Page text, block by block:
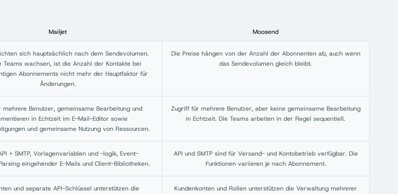
Mailjet Moosend
sich hauptsächlich nach dem Sendevolumen.
Teams wachsen, ist die Anzahl der Kontakte bei
Abonnements nicht mehr der Hauptfaktor für
Änderungen.
Die Preise hängen von der Anzahl der Abonnenten ab, auch wenn
das Sendevolumen gleich bleibt.
mehrere Benutzer, gemeinsame Bearbeitung und
in Echtzeit im E-Mail-Editor sowie
und gemeinsame Nutzung von Ressourcen.
Zugriff für mehrere Benutzer, aber keine gemeinsame Bearbeitung
in Echtzeit. Die Teams arbeiten in der Regel sequentiell.
+ SMTP, Vorlagenvariablen und -logik, Event-
eingehender E-Mails und Client-Bibliotheken.
API und SMTP sind für Versand- und Kontobetrieb verfügbar. Die
Funktionen variieren je nach Abonnement.
und separate API-Schlüssel unterstützen die
Kundenkonten und Rollen unterstützen die Verwaltung mehrerer